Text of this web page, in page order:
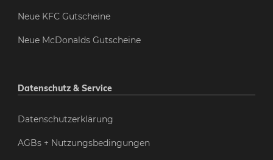
Neue KFC Gutscheine
Neue McDonalds Gutscheine
Datenschutz & Service
Datenschutzerklärung
AGBs + Nutzungsbedingungen